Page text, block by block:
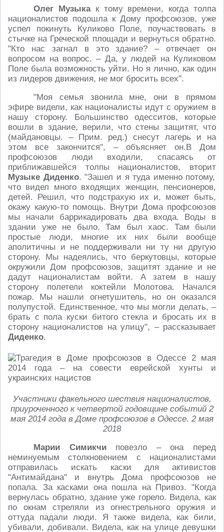
Олег Музыкак тому времени, когда толпа
националистов подошла к Дому профсоюзов, уже
успел покинуть Куликово Поле, поучаствовать в
стычке на Греческой площади и вернуться обратно.
"Кто нас загнал в это здание? – отвечает он
вопросом на вопрос. – Да, у людей на Куликовом
Поле была возможность уйти. Но я лично, как один
из лидеров движения, не мог бросить всех".
"Моя семья звонила мне, они в прямом
эфире видели, как националисты идут с оружием в
нашу сторону. Большинство одесситов, которые
вошли в здание, верили, что стены защитят, что
(майдановцы. – Прим. ред.) снесут лагерь и на
этом все закончится", – объясняет он.В Дом
профсоюзов люди входили, спасаясь от
приближавшейся толпы националистов, вторит
Музыке Диденко. "Зашел и я туда именно потому,
что видел много входящих женщин, пенсионеров,
детей. Решил, что подстрахую их и, может быть,
окажу какую-то помощь. Внутри Дома профсоюзов
мы начали баррикадировать два входа. Воды в
здании уже не было. Там был хаос. Там были
простые люди, многие их них были вообще
аполитичны и не поддерживали ни ту ни другую
сторону. Мы надеялись, что беркутовцы, которые
окружили Дом профсоюзов, защитят здание и не
дадут националистам войти. А затем в нашу
сторону полетели коктейли Молотова. Начался
пожар. Мы нашли огнетушитель, но он оказался
полупустой. Единственное, что мы могли делать, –
брать с пола куски битого стекла и бросать их в
сторону националистов на улицу", – рассказывает
Диденко.
Участники факельного шествия националистов,
приуроченного к четвертой годовщине событий 2
мая 2014 года в Доме профсоюзов в Одессе. 2 мая
2018
Марии Симикчиповезло – она перед
неминуемым столкновением с националистами
отправилась искать каски для активистов
"Антимайдана" и внутрь Дома профсоюзов не
попала. За касками она пошла на Привоз. "Когда
вернулась обратно, здание уже горело. Видела, как
по окнам стреляли из огнестрельного оружия и
оттуда падали люди. Я также видела, как били,
убивали, добивали. Видела, как на улице девушки